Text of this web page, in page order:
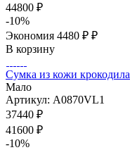
44800 ₽
-10%
Экономия 4480 ₽ ₽
В корзину
Сумка из кожи крокодила
Мало
Артикул: A0870VL1
37440 ₽
41600 ₽
-10%